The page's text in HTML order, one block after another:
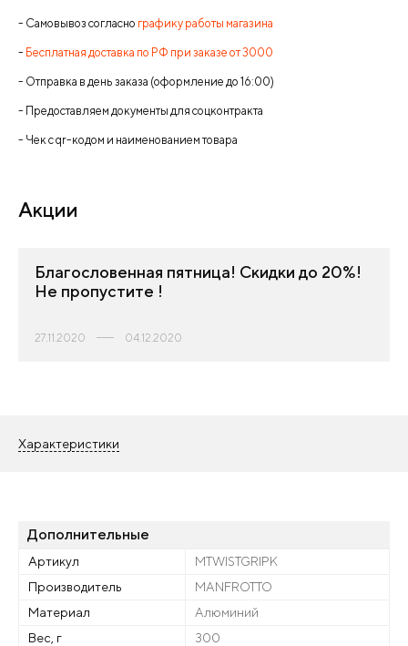
- Самовывоз согласно графику работы магазина
- Бесплатная доставка по РФ при заказе от 3000
- Отправка в день заказа (оформление до 16:00)
- Предоставляем документы для соцконтракта
- Чек с qr-кодом и наименованием товара
Акции
Благословенная пятница! Cкидки до 20%!
Не пропустите !
27.11.2020 04.12.2020
Характеристики
Дополнительные
Артикул
MTWISTGRIPK
Производитель
MANFROTTO
Материал
Алюминий
Вес, г
300